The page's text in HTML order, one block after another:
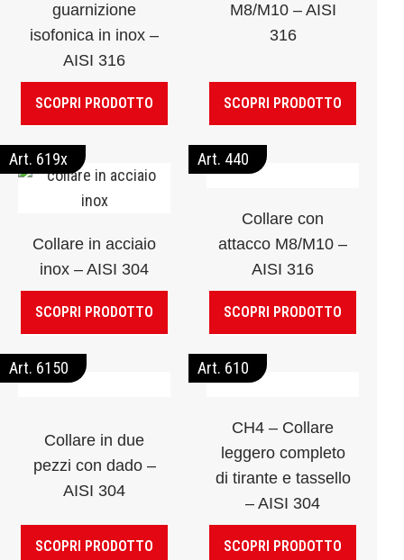
guarnizione
isofonica in inox –
AISI 316
SCOPRI PRODOTTO
M8/M10 – AISI
316
SCOPRI PRODOTTO
Art. 619x
Collare in acciaio
inox – AISI 304
SCOPRI PRODOTTO
Art. 440
Collare con
attacco M8/M10 –
AISI 316
SCOPRI PRODOTTO
Art. 6150
Collare in due
pezzi con dado –
AISI 304
SCOPRI PRODOTTO
Art. 610
CH4 – Collare
leggero completo
di tirante e tassello
– AISI 304
SCOPRI PRODOTTO